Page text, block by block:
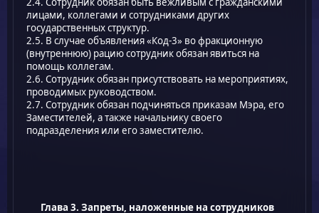
лицами, коллегами и сотрудниками других
государственных структур.
2.5. В случае объявления «Код-3» во фракционную
(внутреннюю) рацию сотрудник обязан явиться на
помощь коллегам.
2.6. Сотрудник обязан присутствовать на мероприятиях,
проводимых руководством.
2.7. Сотрудник обязан подчиняться приказам Мэра, его
Заместителей, а также начальнику своего
подразделения или его заместителю.
Глава 3. Запреты, наложенные на сотрудников